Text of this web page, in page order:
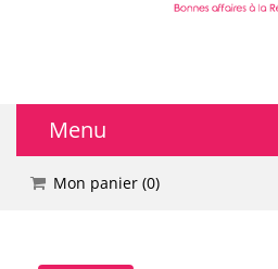
Menu
🔥 DEALS
Mon panier (0)